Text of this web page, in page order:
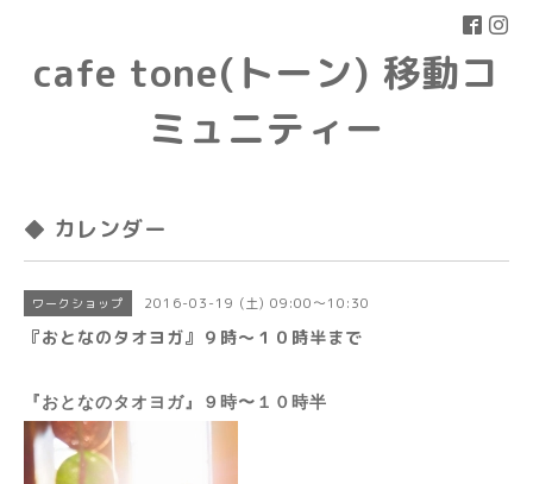
cafe tone(トーン) 移動コ
ミュニティー
◆ カレンダー
ワークショップ 2016-03-19 (土) 09:00～10:30
『おとなのタオヨガ』９時〜１０時半まで
『おとなのタオヨガ』９時〜１０時半